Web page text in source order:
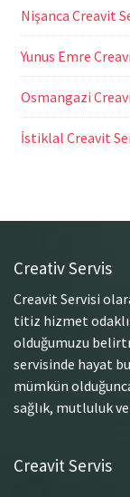
Nişanca Creavit
Yunus Emre
Osmangazi
İstiklal Creavit
Creativ Servis
Creavit Servisi
titiz hizmet odaklı
olduğumuzu
servisinde hayat
mümkün
sağlık, mutluluk
Creavit Servis